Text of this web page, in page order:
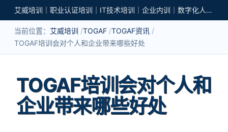
艾威培训｜职业认证培训｜IT技术培训｜企业内训｜数字化人才培养
当前位置： 艾威培训 TOGAF TOGAF资讯
TOGAF培训会对个人和企业带来哪些好处
TOGAF培训会对个人和
企业带来哪些好处